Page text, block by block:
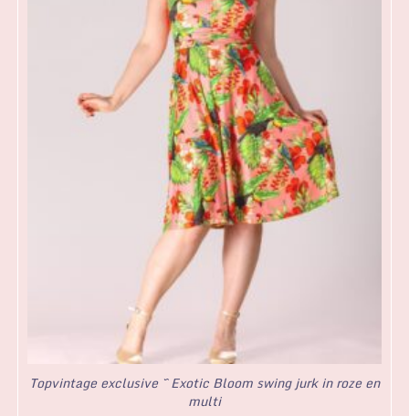
Topvintage exclusive ~ Exotic Bloom swing jurk in roze en
multi